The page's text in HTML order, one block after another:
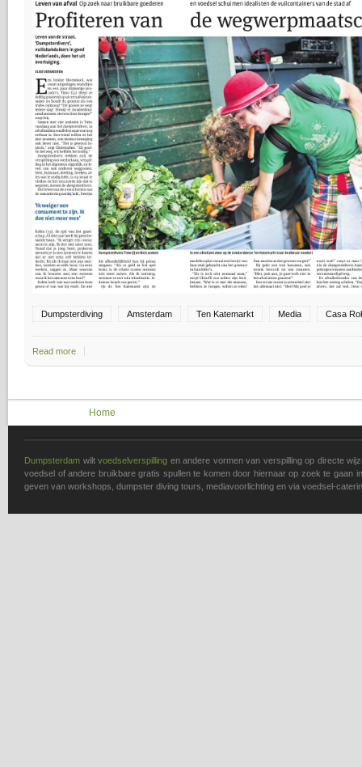
Dumpsterdiving Amsterdam Ten Katemarkt Media Casa
Read more
Home
Dumpsterdam wilt voedselverspilling en andere vormen van verspilling op directe
voedsel of andere bruikbare gratis spullen te komen door hiernaar op zoek te gaan
geven van workshops, dumpster diving tours, mediavoorlichting en via voedsel-